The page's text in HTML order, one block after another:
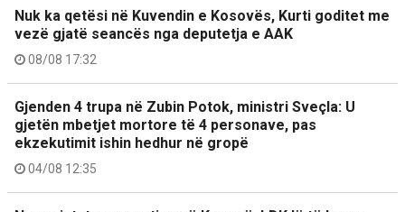
Nuk ka qetësi në Kuvendin e Kosovës, Kurti goditet me
vezë gjatë seancës nga deputetja e AAK
08/08 17:32
Gjenden 4 trupa në Zubin Potok, ministri Sveçla: U
gjetën mbetjet mortore të 4 personave, pas
ekzekutimit ishin hedhur në gropë
04/08 12:35